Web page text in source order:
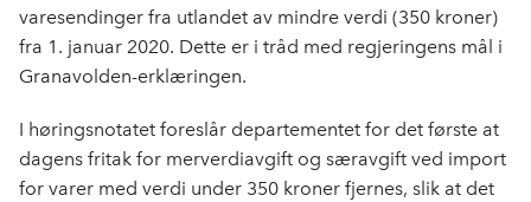
varesendinger fra utlandet av mindre verdi (350 kroner)
fra 1. januar 2020. Dette er i tråd med regjeringens mål i
Granavolden-erklæringen.
I høringsnotatet foreslår departementet for det første at
dagens fritak for merverdiavgift og særavgift ved import
for varer med verdi under 350 kroner fjernes, slik at det